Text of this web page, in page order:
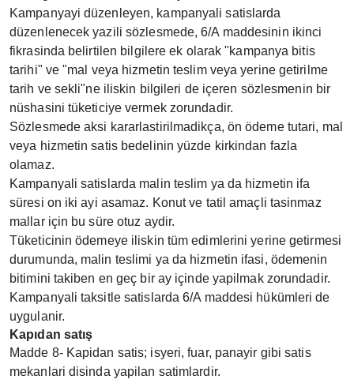
Kampanyayi düzenleyen, kampanyali satislarda
düzenlenecek yazili sözlesmede, 6/A maddesinin ikinci
fikrasinda belirtilen bilgilere ek olarak "kampanya bitis
tarihi" ve "mal veya hizmetin teslim veya yerine getirilme
tarih ve sekli"ne iliskin bilgileri de içeren sözlesmenin bir
nüshasini tüketiciye vermek zorundadir.
Sözlesmede aksi kararlastirilmadikça, ön ödeme tutari, mal
veya hizmetin satis bedelinin yüzde kirkindan fazla
olamaz.
Kampanyali satislarda malin teslim ya da hizmetin ifa
süresi on iki ayi asamaz. Konut ve tatil amaçli tasinmaz
mallar için bu süre otuz aydir.
Tüketicinin ödemeye iliskin tüm edimlerini yerine getirmesi
durumunda, malin teslimi ya da hizmetin ifasi, ödemenin
bitimini takiben en geç bir ay içinde yapilmak zorundadir.
Kampanyali taksitle satislarda 6/A maddesi hükümleri de
uygulanir.
Kapıdan satış
Madde 8- Kapidan satis; isyeri, fuar, panayir gibi satis
mekanlari disinda yapilan satimlardir.